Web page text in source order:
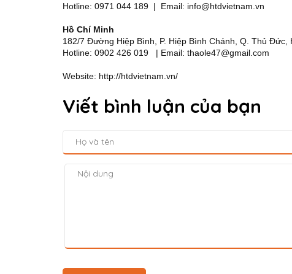
Hotline: 0971 044 189 | Email: info@htdvietnam.vn
Hồ Chí Minh
182/7 Đường Hiệp Bình, P. Hiệp Bình Chánh, Q. Thủ Đức,
Hotline: 0902 426 019 | Email: thaole47@gmail.com
Website: http://htdvietnam.vn/
Viết bình luận của bạn